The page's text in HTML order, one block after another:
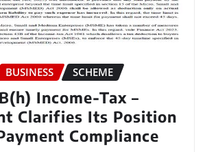
BUSINESS SCHEME
Income-Tax –
Clarifies Its Position
Compliance